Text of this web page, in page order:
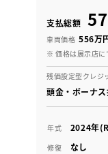
支払総額
車両価格 556万
※ 価格は展示店に
残価設定型クレ
頭金・ボーナ
年式 2024年
修復 なし